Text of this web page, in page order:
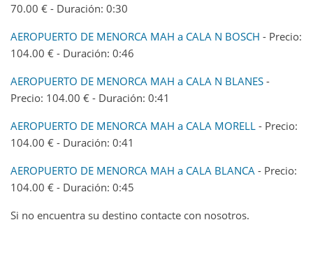
70.00 € - Duración: 0:30
AEROPUERTO DE MENORCA MAH a CALA N BOSCH - Precio:
104.00 € - Duración: 0:46
AEROPUERTO DE MENORCA MAH a CALA N BLANES -
Precio: 104.00 € - Duración: 0:41
AEROPUERTO DE MENORCA MAH a CALA MORELL - Precio:
104.00 € - Duración: 0:41
AEROPUERTO DE MENORCA MAH a CALA BLANCA - Precio:
104.00 € - Duración: 0:45
Si no encuentra su destino contacte con nosotros.